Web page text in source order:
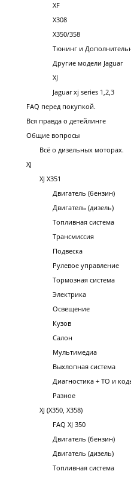
XF
X308
X350/358
Тюнинг и
Другие модели Jaguar
XJ
Jaguar xj series 1,2,3
FAQ перед покупкой.
Вся правда о детейлинге
Общие вопросы
Всё о дизельных моторах.
XJ
XJ X351
Двигатель (бензин)
Двигатель (дизель)
Топливная система
Трансмиссия
Подвеска
Рулевое управление
Тормозная система
Электрика
Освещение
Кузов
Салон
Мультимедиа
Выхлопная система
Диагностика + ТО и
Разное
XJ (X350, X358)
FAQ XJ 350
Двигатель (бензин)
Двигатель (дизель)
Топливная система